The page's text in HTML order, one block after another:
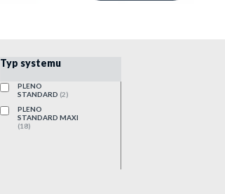
Typ systemu
PLENO
STANDARD (2)
PLENO
STANDARD MAXI
(18)